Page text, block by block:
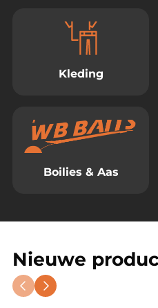
Kleding
Boilies & Aas
Nieuwe